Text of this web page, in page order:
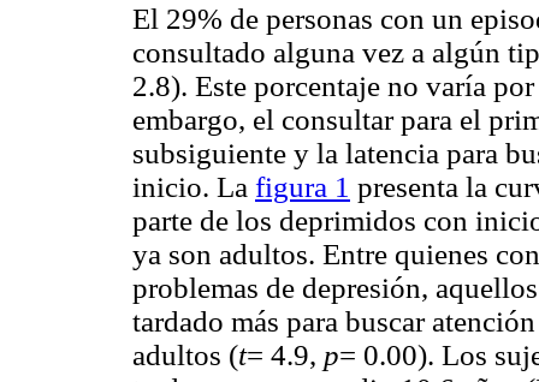
El 29% de personas con un
consultado alguna vez a algún
2.8). Este porcentaje no varía
embargo, el consultar para el
subsiguiente y la latencia para
inicio. La figura 1 presenta la
parte de los deprimidos con
ya son adultos. Entre quienes
problemas de depresión,
tardado más para buscar
adultos (t= 4.9, p= 0.00). Los